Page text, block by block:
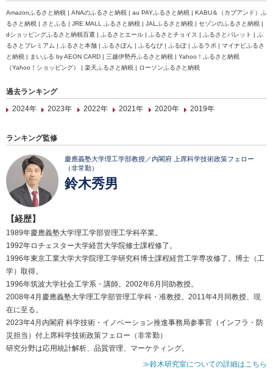
Amazonふるさと納税 | ANAのふるさと納税 | au PAYふるさと納税 | KABU＆（カブアンド）ふ
るさと納税 | さとふる | JRE MALL ふるさと納税 | JALふるさと納税 | セゾンのふるさと納税 |
dショッピングふるさと納税百選 | ふるさとエール | ふるさとチョイス | ふるさとパレット | ふ
るさとプレミアム | ふるさと本舗 | ふるさぽん | ふるなび | ふるぽ | ふるラボ | マイナビふるさ
と納税 | まいふる by AEON CARD | 三越伊勢丹ふるさと納税 | Yahoo！ふるさと納税
（Yahoo！ショッピング） | 楽天ふるさと納税 | ローソンふるさと納税
過去ランキング
2024年
2023年 2022年 2021年 2020年 2019年
ランキング監修
慶應義塾大学理工学部教授／内閣府 上席科学技術政策フェロー
（非常勤）
鈴木秀男
【経歴】
1989年慶應義塾大学理工学部管理工学科卒業。
1992年ロチェスター大学経営大学院修士課程修了。
1996年東京工業大学大学院理工学研究科博士課程経営工学専攻修了。博士（工
学）取得。
1996年筑波大学社会工学系・講師。2002年6月同助教授。
2008年4月慶應義塾大学理工学部管理工学科・准教授。2011年4月同教授、現
在に至る。
2023年4月内閣府 科学技術・イノベーション推進事務局参事官（インフラ・防
災担当）付上席科学技術政策フェロー（非常勤）
研究分野は応用統計解析、品質管理、マーケティング。
≫鈴木研究室についての詳細はこちら